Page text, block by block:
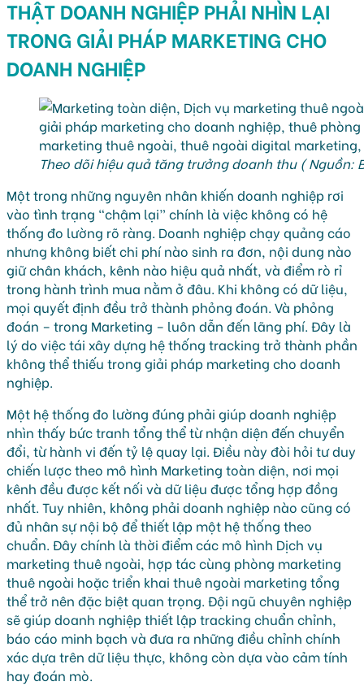
THẬT DOANH NGHIỆP PHẢI NHÌN LẠI
TRONG GIẢI PHÁP MARKETING CHO
DOANH NGHIỆP
Theo dõi hiệu quả tăng trưởng doanh thu ( Nguồn:
Một trong những nguyên nhân khiến doanh nghiệp rơi
vào tình trạng “chậm lại” chính là việc không có hệ
thống đo lường rõ ràng. Doanh nghiệp chạy quảng cáo
nhưng không biết chi phí nào sinh ra đơn, nội dung nào
giữ chân khách, kênh nào hiệu quả nhất, và điểm rò rỉ
trong hành trình mua nằm ở đâu. Khi không có dữ liệu,
mọi quyết định đều trở thành phỏng đoán. Và phỏng
đoán – trong Marketing – luôn dẫn đến lãng phí. Đây là
lý do việc tái xây dựng hệ thống tracking trở thành phần
không thể thiếu trong giải pháp marketing cho doanh
nghiệp.
Một hệ thống đo lường đúng phải giúp doanh nghiệp
nhìn thấy bức tranh tổng thể từ nhận diện đến chuyển
đổi, từ hành vi đến tỷ lệ quay lại. Điều này đòi hỏi tư duy
chiến lược theo mô hình Marketing toàn diện, nơi mọi
kênh đều được kết nối và dữ liệu được tổng hợp đồng
nhất. Tuy nhiên, không phải doanh nghiệp nào cũng có
đủ nhân sự nội bộ để thiết lập một hệ thống theo
chuẩn. Đây chính là thời điểm các mô hình Dịch vụ
marketing thuê ngoài, hợp tác cùng phòng marketing
thuê ngoài hoặc triển khai thuê ngoài marketing tổng
thể trở nên đặc biệt quan trọng. Đội ngũ chuyên nghiệp
sẽ giúp doanh nghiệp thiết lập tracking chuẩn chỉnh,
báo cáo minh bạch và đưa ra những điều chỉnh chính
xác dựa trên dữ liệu thực, không còn dựa vào cảm tính
hay đoán mò.